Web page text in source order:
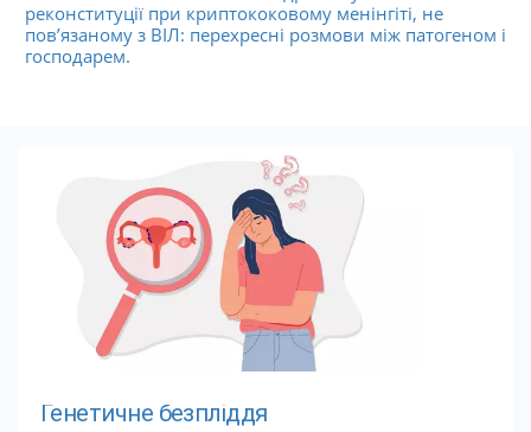
реконституції при криптококовому менінгіті, не
пов’язаному з ВІЛ: перехресні розмови між патогеном і
господарем.
Генетичне безпліддя